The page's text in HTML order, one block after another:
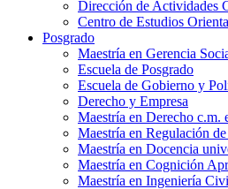
Dirección de Actividades
Centro de Estudios
Posgrado
Maestría en Gerencia
Escuela de Posgrado
Escuela de Gobierno y
Derecho y Empresa
Maestría en Derecho c.m.
Maestría en Regulación
Maestría en Docencia
Maestría en Cognición
Maestría en Ingeniería